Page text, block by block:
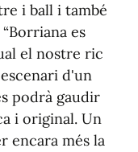
i ball i també
es
el nostre ric
d'un
podrà gaudir
i original. Un
encara més la